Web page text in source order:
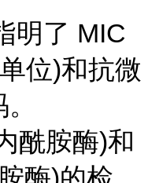
明了 MIC
位)和抗微
酰胺酶)和